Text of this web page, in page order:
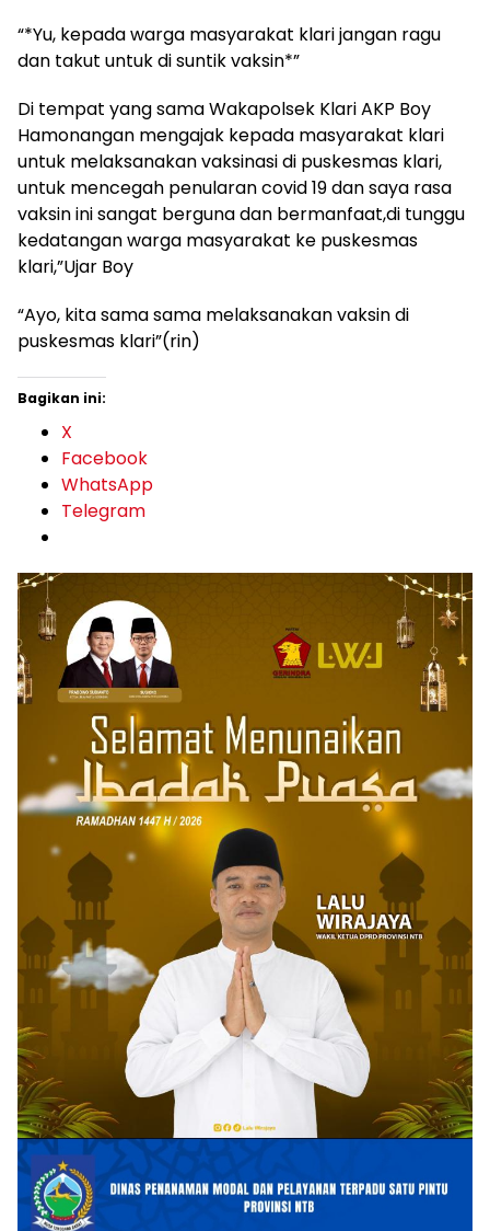
“*Yu, kepada warga masyarakat klari jangan ragu
dan takut untuk di suntik vaksin*”
Di tempat yang sama Wakapolsek Klari AKP Boy
Hamonangan mengajak kepada masyarakat klari
untuk melaksanakan vaksinasi di puskesmas klari,
untuk mencegah penularan covid 19 dan saya rasa
vaksin ini sangat berguna dan bermanfaat,di tunggu
kedatangan warga masyarakat ke puskesmas
klari,”Ujar Boy
“Ayo, kita sama sama melaksanakan vaksin di
puskesmas klari”(rin)
Bagikan ini:
X
Facebook
WhatsApp
Telegram